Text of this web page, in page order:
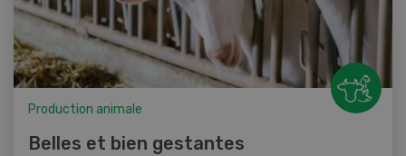
Production animale
Belles et bien gestantes